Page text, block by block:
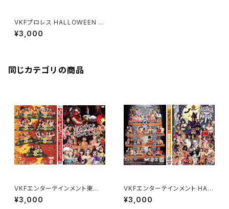
VKFプロレス HALLOWEEN H
AVOC 2020
¥3,000
同じカテゴリの商品
VKFエンターテインメント東京
大会 YouTube収録テーピング
マッチ "SUPER RUMBLE 202
¥3,000
VKFエンターテインメント HAL
LOWEEN HAVOC 2025（ハロ
ウィン ハボック）
¥3,000